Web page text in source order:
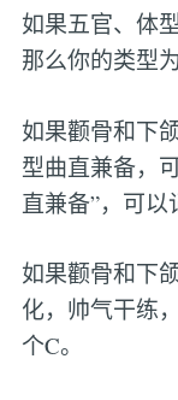
如果五官、体
那么你的类型
如果颧骨和下
型曲直兼备，
直兼备”，可以
如果颧骨和下
化，帅气干练
个C。